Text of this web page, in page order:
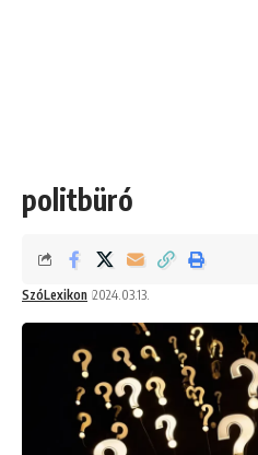
politbüró
SzóLexikon 2024.03.13.